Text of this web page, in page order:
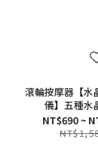
滾輪按摩器【水
儀】五種水
NT$690 ~